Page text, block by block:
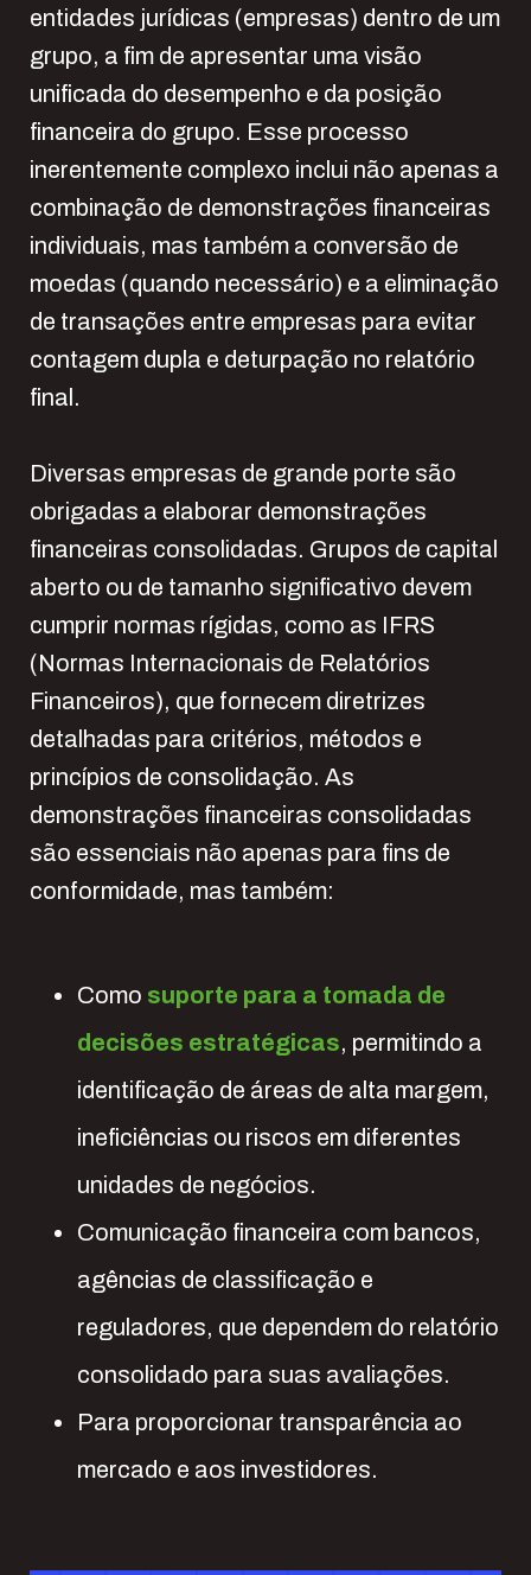
entidades jurídicas (empresas) dentro de um
grupo, a fim de apresentar uma visão
unificada do desempenho e da posição
financeira do grupo. Esse processo
inerentemente complexo inclui não apenas a
combinação de demonstrações financeiras
individuais, mas também a conversão de
moedas (quando necessário) e a eliminação
de transações entre empresas para evitar
contagem dupla e deturpação no relatório
final.
Diversas empresas de grande porte são
obrigadas a elaborar demonstrações
financeiras consolidadas. Grupos de capital
aberto ou de tamanho significativo devem
cumprir normas rígidas, como as IFRS
(Normas Internacionais de Relatórios
Financeiros), que fornecem diretrizes
detalhadas para critérios, métodos e
princípios de consolidação. As
demonstrações financeiras consolidadas
são essenciais não apenas para fins de
conformidade, mas também:
Como suporte para a tomada de
decisões estratégicas, permitindo a
identificação de áreas de alta margem,
ineficiências ou riscos em diferentes
unidades de negócios.
Comunicação financeira com bancos,
agências de classificação e
reguladores, que dependem do relatório
consolidado para suas avaliações.
Para proporcionar transparência ao
mercado e aos investidores.